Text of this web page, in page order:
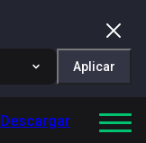
Aplicar
Descargar